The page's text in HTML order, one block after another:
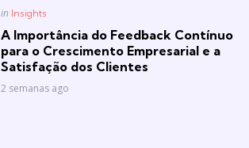
Posted
in Insights
A Importância do Feedback Contínuo
para o Crescimento Empresarial e a
Satisfação dos Clientes
2 semanas ago